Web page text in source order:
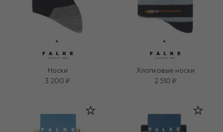
Носки
3 200 ₽
Хлопковые носки
2 510 ₽